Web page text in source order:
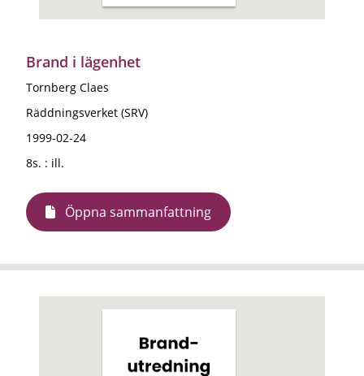
Brand i lägenhet
Tornberg Claes
Räddningsverket (SRV)
1999-02-24
8s. : ill.
Öppna sammanfattning